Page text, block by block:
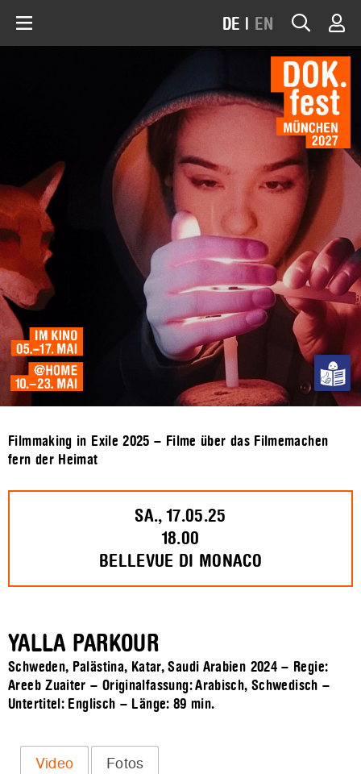
DE | EN
Filmmaking in Exile 2025 – Filme über das Filmemachen
fern der Heimat
SA., 17.05.25
18.00
BELLEVUE DI MONACO
YALLA PARKOUR
Schweden, Palästina, Katar, Saudi Arabien 2024 – Regie:
Areeb Zuaiter – Originalfassung: Arabisch, Schwedisch –
Untertitel: Englisch – Länge:89 min.
Video Fotos